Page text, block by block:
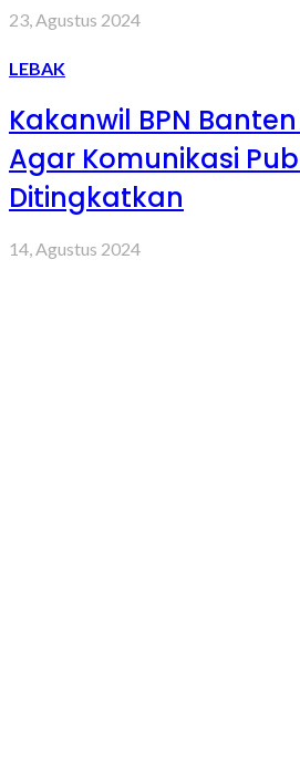
23, Agustus 2024
LEBAK
Kakanwil BPN
Agar Komunikasi
Ditingkatkan
14, Agustus 2024